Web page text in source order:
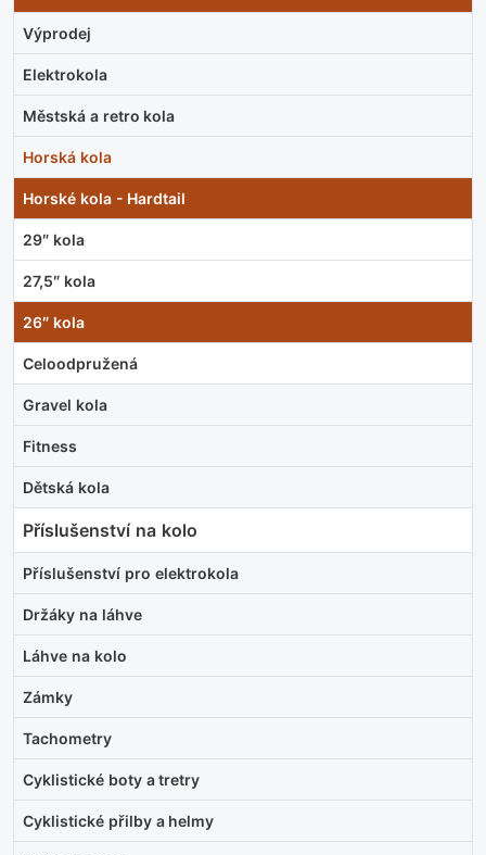
Výprodej
Elektrokola
Městská a retro kola
Horská kola
Horské kola - Hardtail
29″ kola
27,5″ kola
26″ kola
Celoodpružená
Gravel kola
Fitness
Dětská kola
Příslušenství na kolo
Příslušenství pro elektrokola
Držáky na láhve
Láhve na kolo
Zámky
Tachometry
Cyklistické boty a tretry
Cyklistické přilby a helmy